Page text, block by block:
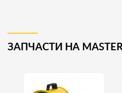
ЗАПЧАСТИ НА